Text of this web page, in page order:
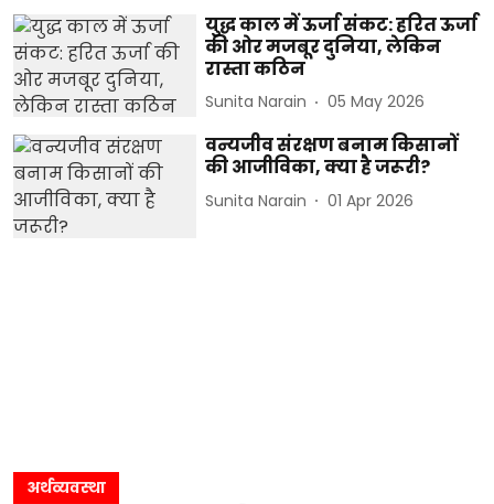
युद्ध काल में ऊर्जा संकट: हरित ऊर्जा
की ओर मजबूर दुनिया, लेकिन
रास्ता कठिन
Sunita Narain 05 May 2026
वन्यजीव संरक्षण बनाम किसानों
की आजीविका, क्या है जरूरी?
Sunita Narain 01 Apr 2026
अर्थव्यवस्था